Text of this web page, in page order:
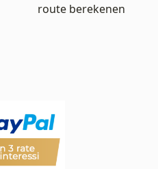
route berekenen